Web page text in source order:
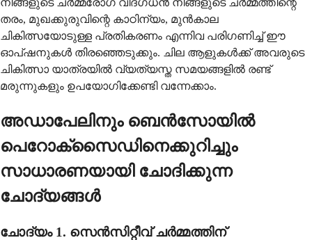
നിങ്ങളുടെ ചർമ്മരോഗ വിദഗ്ധൻ നിങ്ങളുടെ ചർമ്മത്തിന്റെ
തരം, മുഖക്കുരുവിന്റെ കാഠിന്യം, മുൻകാല
ചികിത്സയോടുള്ള പ്രതികരണം എന്നിവ പരിഗണിച്ച് ഈ
ഓപ്ഷനുകൾ തിരഞ്ഞെടുക്കും. ചില ആളുകൾക്ക് അവരുടെ
ചികിത്സാ യാത്രയിൽ വ്യത്യസ്ത സമയങ്ങളിൽ രണ്ട്
മരുന്നുകളും ഉപയോഗിക്കേണ്ടി വന്നേക്കാം.
അഡാപേലിനും ബെൻസോയിൽ
പെറോക്സൈഡിനെക്കുറിച്ചും
സാധാരണയായി ചോദിക്കുന്ന
ചോദ്യങ്ങൾ
ചോദ്യം 1. സെൻസിറ്റീവ് ചർമ്മത്തിന്